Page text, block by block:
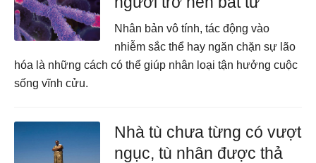
Nhân bản vô tính, tác động vào
nhiễm sắc thể hay ngăn chặn sự lão
hóa là những cách có thể giúp nhân loại tận hưởng cuộc
sống vĩnh cửu.
Nhà tù chưa từng có vượt
ngục, tù nhân được thả